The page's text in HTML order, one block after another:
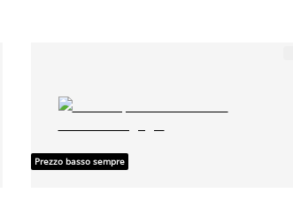
Prezzo basso sempre